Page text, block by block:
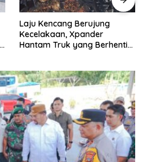
Kurang dari 1×24 Jam, Polsek
Lima Puluh Ringkus Pelaku
Curas